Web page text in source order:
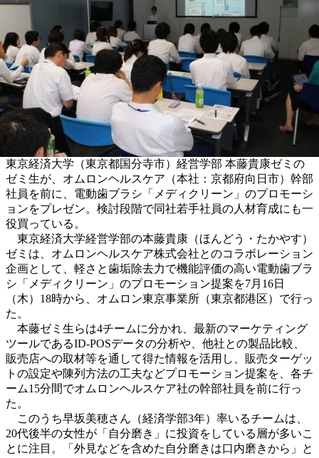
東京経済大学（東京都国分寺市）経営学部 本藤貴康ゼミの
ゼミ生が、オムロンヘルスケア（本社：京都府向日市）幹部
社員を前に、電動歯ブラシ「メディクリーン」のプロモーシ
ョンをプレゼン。検討段階で同社若手社員の人材育成にも一
役買っている。
東京経済大学経営学部の本藤貴康（ほんどう・たかやす）
ゼミは、オムロンヘルスケア株式会社とのコラボレーション
企画として、軽さと歯垢除去力で機能評価の高い電動歯ブラ
シ「メディクリーン」のプロモーション提案を7月16日
（木）18時から、オムロン東京事業所（東京都港区）で行っ
た。
本藤ゼミ生らは4チームに分かれ、最新のマーケティング
ツールであるID-POSデータの分析や、他社との製品比較、
販売店への取材等を通して得た情報を活用し、販売ターゲッ
トの設定や陳列方法の工夫などプロモーション提案を、各チ
ーム15分間でオムロンヘルスケア社の幹部社員を前に行っ
た。
このうち早坂美穂さん（経済学部3年）率いるチームは、
20代後半の女性が「自分磨き」に投資をしている層が多いこ
とに注目。「外見などを含めた自分磨きは口内磨きから」と